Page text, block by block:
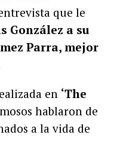
que le
González a su
Parra, mejor
en ‘The
hablaron de
a la vida de